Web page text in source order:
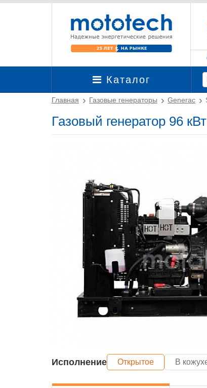
Каталог
Главная Газовые генераторы Generac
Газовый генератор 96
Исполнение Открытое В